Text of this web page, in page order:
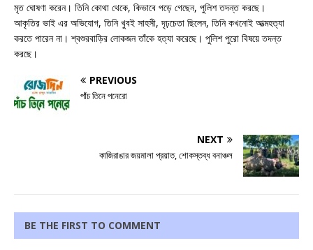
মৃত ঘোষণা করেন। তিনি কোথা থেকে, কিভাবে পড়ে গেছেন, পুলিশ তদন্ত করছে।
আকৃতির ভাই এর অভিযোগ, তিনি খুবই সাহসী, দৃঢ়চেতা ছিলেন, তিনি কখনোই আত্মহত্যা
করতে পারেন না। শ্বশুরবাড়ির লোকজন তাঁকে হত্যা করেছে। পুলিশ পুরো বিষয়ে তদন্ত
করছে।
PREVIOUS
পাঁচ তিনে পনেরো
NEXT
কাজিরাঙার জয়মালা প্রয়াত, শোকস্তব্ধ বনাঞ্চল
BE THE FIRST TO COMMENT